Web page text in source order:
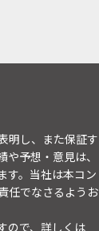
明し、また保証す
予想・意見は、
す。当社は本コン
任でなさるようお
ので、詳しくは